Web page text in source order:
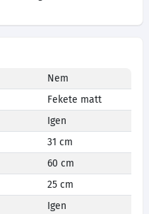
Nem
Fekete matt
Igen
31 cm
60 cm
25 cm
Igen